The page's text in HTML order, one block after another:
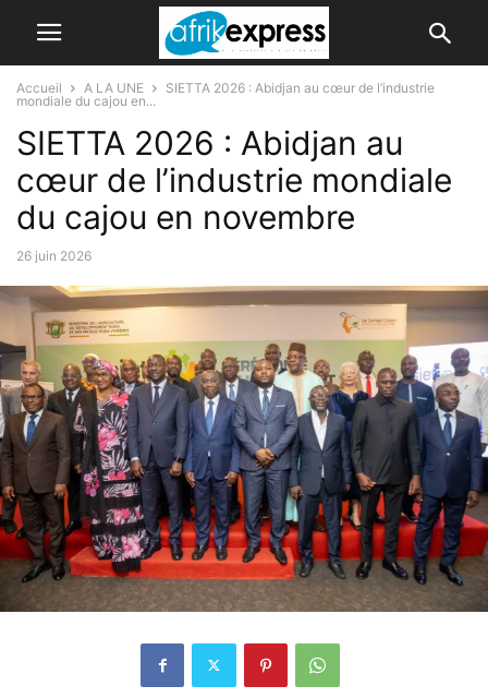
Accueil A LA UNE
SIETTA 2026 : Abidjan au cœur de l’industrie
mondiale du cajou en...
SIETTA 2026 : Abidjan au
cœur de l’industrie mondiale
du cajou en novembre
26 juin 2026